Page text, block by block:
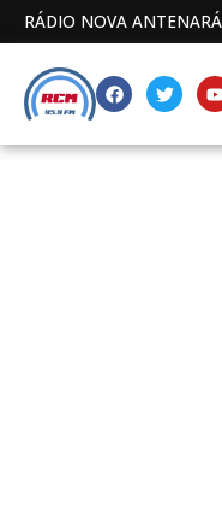
RÁDIO NOVA ANTENA